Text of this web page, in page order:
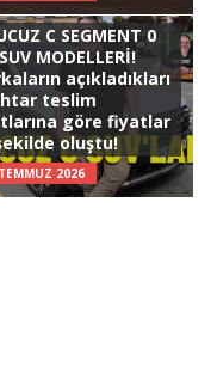
C SEGMENT 0
MODELLERİ!
açıkladıkları
teslim
göre fiyatlar
oluştu!
2026